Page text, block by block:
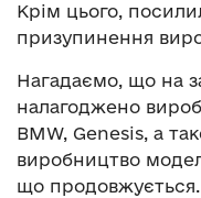
Крім цього,
призупинення
Нагадаємо, що на
налагоджено
BMW, Genesis, а
виробництво
що